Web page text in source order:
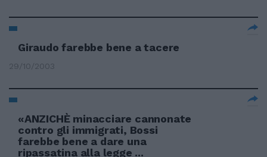
Giraudo farebbe bene a tacere
29/10/2003
«ANZICHÈ minacciare cannonate
contro gli immigrati, Bossi
farebbe bene a dare una
ripassatina alla legge ...